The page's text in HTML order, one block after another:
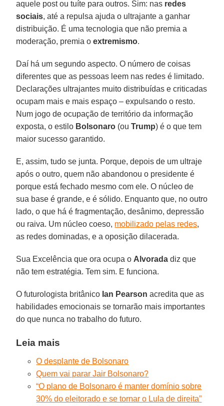
aquele post ou tuíte para outros. Sim: nas redes
sociais, até a repulsa ajuda o ultrajante a ganhar
distribuição. É uma tecnologia que não premia a
moderação, premia oextremismo.
Daí há um segundo aspecto. O número de coisas
diferentes que as pessoas leem nas redes é limitado.
Declarações ultrajantes muito distribuídas e criticadas
ocupam mais e mais espaço – expulsando o resto.
Num jogo de ocupação de território da informação
exposta, o estilo Bolsonaro (ouTrump) é o que tem
maior sucesso garantido.
E, assim, tudo se junta. Porque, depois de um ultraje
após o outro, quem não abandonou o presidente é
porque está fechado mesmo com ele. O núcleo de
sua base é grande, e é sólido. Enquanto que, no outro
lado, o que há é fragmentação, desânimo, depressão
ou raiva. Um núcleo coeso, mobilizado pelas redes,
as redes dominadas, e a oposição dilacerada.
Sua Excelência que ora ocupa o Alvorada diz que
não tem estratégia. Tem sim. E funciona.
O futurologista britânico Ian Pearson acredita que as
habilidades emocionais se tornarão mais importantes
do que nunca no trabalho do futuro.
Leia mais
O desplante de Bolsonaro
Quem vai parar Jair Bolsonaro?
“O plano de Bolsonaro é manter domínio sobre
30% do eleitorado e se tornar o Lula de direita”